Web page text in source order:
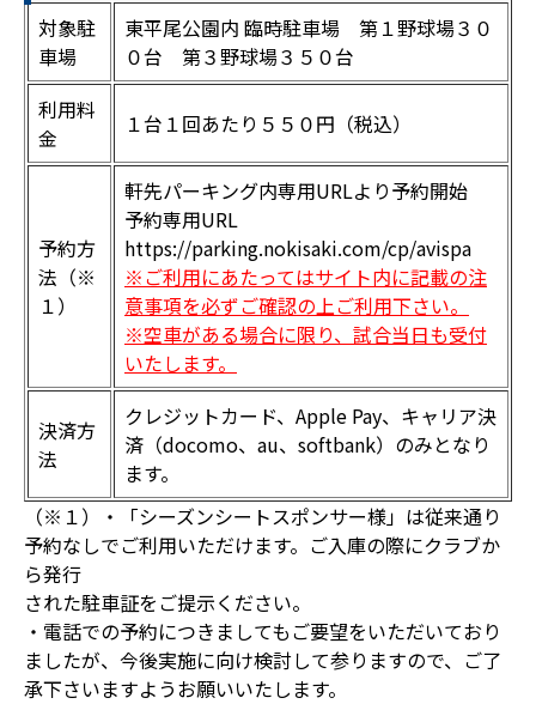
対象駐
車場
東平尾公園内 臨時駐車場 第１野球場３０
０台 第３野球場３５０台
利用料
金
１台１回あたり５５０円（税込）
予約方
法（※
１）
軒先パーキング内専用URLより予約開始
予約専用URL
https://parking.nokisaki.com/cp/avispa
※ご利用にあたってはサイト内に記載の注
意事項を必ずご確認の上ご利用下さい。
※空車がある場合に限り、試合当日も受付
いたします。
決済方
法
クレジットカード、Apple Pay、キャリア決
済（docomo、au、softbank）のみとなり
ます。
（※１）・「シーズンシートスポンサー様」は従来通り
予約なしでご利用いただけます。ご入庫の際にクラブか
ら発行
された駐車証をご提示ください。
・電話での予約につきましてもご要望をいただいており
ましたが、今後実施に向け検討して参りますので、ご了
承下さいますようお願いいたします。